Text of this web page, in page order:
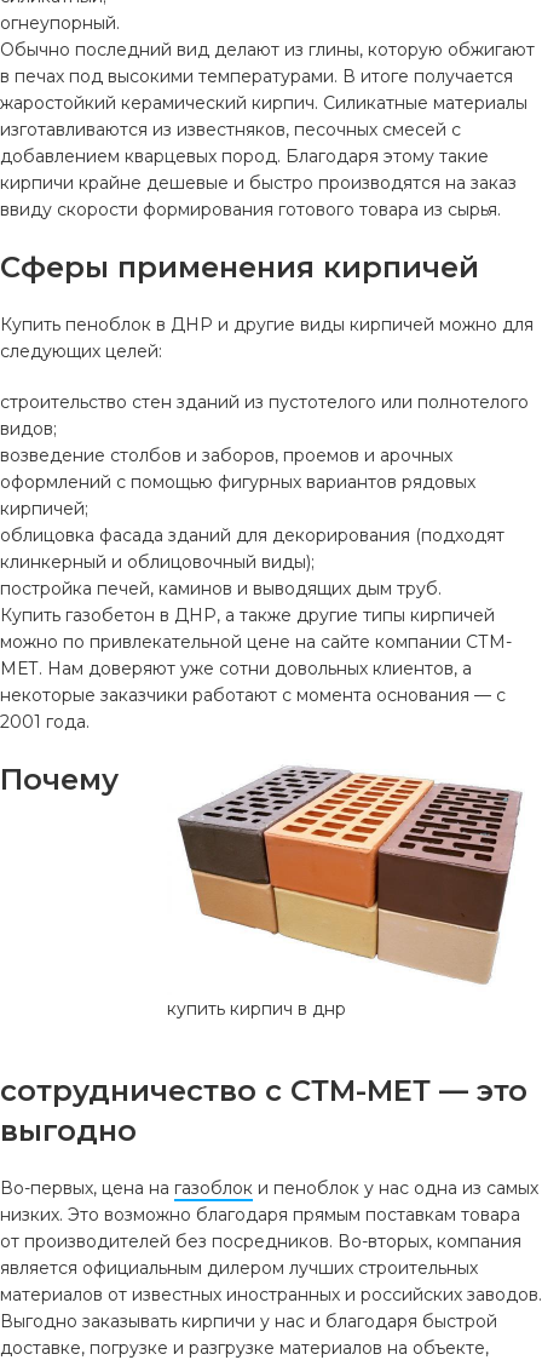
огнеупорный.
Обычно последний вид делают из глины, которую обжигают
в печах под высокими температурами. В итоге получается
жаростойкий керамический кирпич. Силикатные материалы
изготавливаются из известняков, песочных смесей с
добавлением кварцевых пород. Благодаря этому такие
кирпичи крайне дешевые и быстро производятся на заказ
ввиду скорости формирования готового товара из сырья.
Сферы применения кирпичей
Купить пеноблок в ДНР и другие виды кирпичей можно для
следующих целей:
строительство стен зданий из пустотелого или полнотелого
видов;
возведение столбов и заборов, проемов и арочных
оформлений с помощью фигурных вариантов рядовых
кирпичей;
облицовка фасада зданий для декорирования (подходят
клинкерный и облицовочный виды);
постройка печей, каминов и выводящих дым труб.
Купить газобетон в ДНР, а также другие типы кирпичей
можно по привлекательной цене на сайте компании СТМ-
МЕТ. Нам доверяют уже сотни довольных клиентов, а
некоторые заказчики работают с момента основания — с
2001 года.
купить кирпич в днр
Почему
сотрудничество с СТМ-МЕТ — это
выгодно
Во-первых, цена на газоблок и пеноблок у нас одна из самых
низких. Это возможно благодаря прямым поставкам товара
от производителей без посредников. Во-вторых, компания
является официальным дилером лучших строительных
материалов от известных иностранных и российских заводов.
Выгодно заказывать кирпичи у нас и благодаря быстрой
доставке, погрузке и разгрузке материалов на объекте,